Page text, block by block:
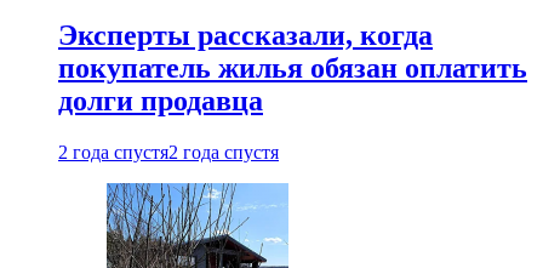
Эксперты рассказали, когда
покупатель жилья обязан оплатить
долги продавца
2 года спустя2 года спустя